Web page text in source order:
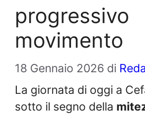
progressivo
movimento
18 Gennaio 2026 di
La giornata di oggi a
sotto il segno della